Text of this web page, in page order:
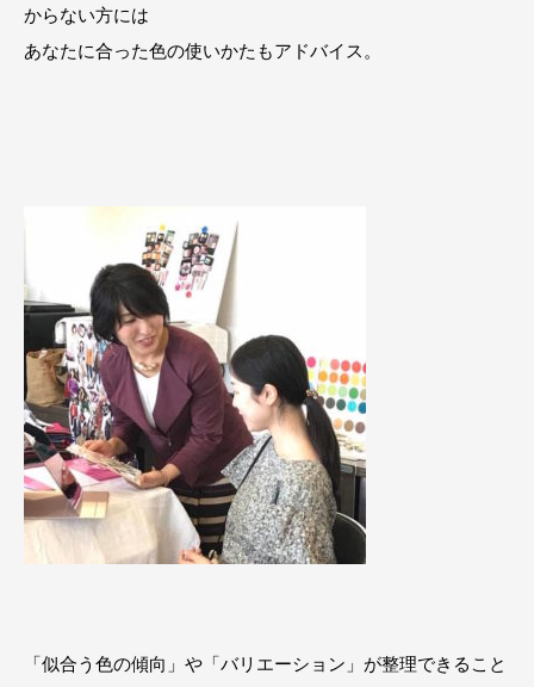
からない方には
あなたに合った色の使いかたもアドバイス。
「似合う色の傾向」や「バリエーション」が整理できること